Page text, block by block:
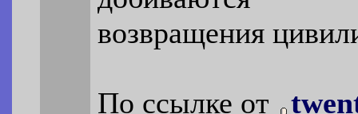
возвращения
По ссылке от